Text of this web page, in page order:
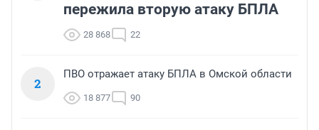
пережила вторую атаку БПЛА
28 868 22
2
ПВО отражает атаку БПЛА в Омской области
18 877 90